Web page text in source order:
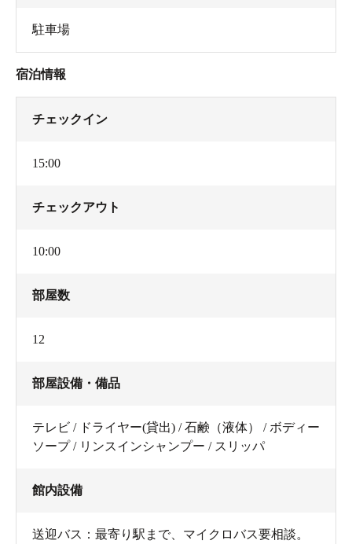
駐車場
宿泊情報
チェックイン
15:00
チェックアウト
10:00
部屋数
12
部屋設備・備品
テレビ / ドライヤー(貸出) / 石鹸（液体） / ボディー
ソープ / リンスインシャンプー / スリッパ
館内設備
送迎バス：最寄り駅まで、マイクロバス要相談。